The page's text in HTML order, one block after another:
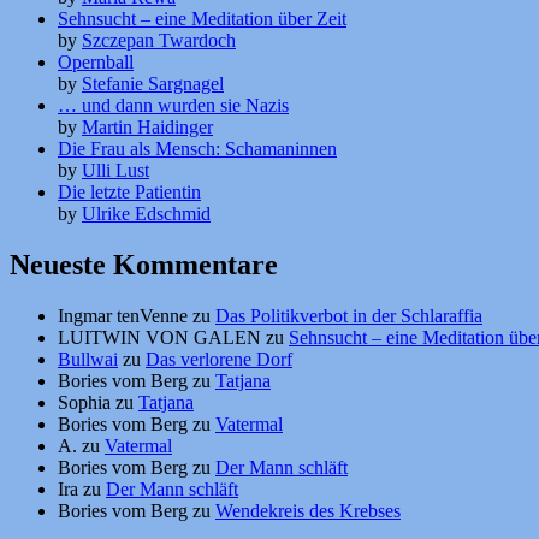
Sehnsucht – eine Meditation über Zeit
by Szczepan Twardoch
Opernball
by Stefanie Sargnagel
… und dann wurden sie Nazis
by Martin Haidinger
Die Frau als Mensch: Schamaninnen
by Ulli Lust
Die letzte Patientin
by Ulrike Edschmid
Neueste Kommentare
Ingmar tenVenne zu Das Politikverbot in der Schlaraffia
LUITWIN VON GALEN zu Sehnsucht – eine Meditation
Bullwai zu Das verlorene Dorf
Bories vom Berg zu Tatjana
Sophia zu Tatjana
Bories vom Berg zu Vatermal
A. zu Vatermal
Bories vom Berg zu Der Mann schläft
Ira zu Der Mann schläft
Bories vom Berg zu Wendekreis des Krebses